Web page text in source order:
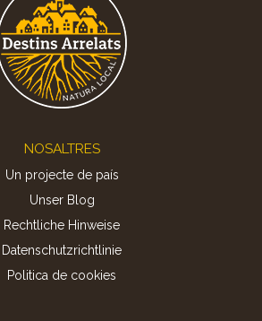
NOSALTRES
Un projecte de país
Unser Blog
Rechtliche Hinweise
Datenschutzrichtlinie
Politica de cookies